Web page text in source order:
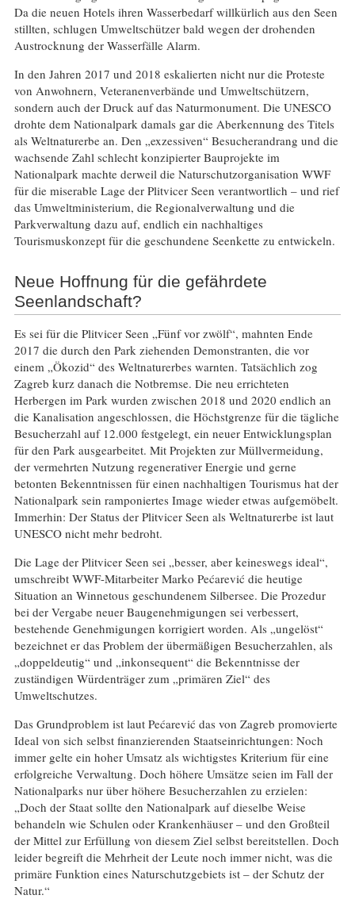
Da die neuen Hotels ihren Wasserbedarf willkürlich aus den Seen
stillten, schlugen Umweltschützer bald wegen der drohenden
Austrocknung der Wasserfälle Alarm.
In den Jahren 2017 und 2018 eskalierten nicht nur die Proteste
von Anwohnern, Veteranenverbände und Umweltschützern,
sondern auch der Druck auf das Naturmonument. Die UNESCO
drohte dem Nationalpark damals gar die Aberkennung des Titels
als Weltnaturerbe an. Den „exzessiven“ Besucherandrang und die
wachsende Zahl schlecht konzipierter Bauprojekte im
Nationalpark machte derweil die Naturschutzorganisation WWF
für die miserable Lage der Plitvicer Seen verantwortlich – und rief
das Umweltministerium, die Regionalverwaltung und die
Parkverwaltung dazu auf, endlich ein nachhaltiges
Tourismuskonzept für die geschundene Seenkette zu entwickeln.
Neue Hoffnung für die gefährdete
Seenlandschaft?
Es sei für die Plitvicer Seen „Fünf vor zwölf“, mahnten Ende
2017 die durch den Park ziehenden Demonstranten, die vor
einem „Ökozid“ des Weltnaturerbes warnten. Tatsächlich zog
Zagreb kurz danach die Notbremse. Die neu errichteten
Herbergen im Park wurden zwischen 2018 und 2020 endlich an
die Kanalisation angeschlossen, die Höchstgrenze für die tägliche
Besucherzahl auf 12.000 festgelegt, ein neuer Entwicklungsplan
für den Park ausgearbeitet. Mit Projekten zur Müllvermeidung,
der vermehrten Nutzung regenerativer Energie und gerne
betonten Bekenntnissen für einen nachhaltigen Tourismus hat der
Nationalpark sein ramponiertes Image wieder etwas aufgemöbelt.
Immerhin: Der Status der Plitvicer Seen als Weltnaturerbe ist laut
UNESCO nicht mehr bedroht.
Die Lage der Plitvicer Seen sei „besser, aber keineswegs ideal“,
umschreibt WWF-Mitarbeiter Marko Pećarević die heutige
Situation an Winnetous geschundenem Silbersee. Die Prozedur
bei der Vergabe neuer Baugenehmigungen sei verbessert,
bestehende Genehmigungen korrigiert worden. Als „ungelöst“
bezeichnet er das Problem der übermäßigen Besucherzahlen, als
„doppeldeutig“ und „inkonsequent“ die Bekenntnisse der
zuständigen Würdenträger zum „primären Ziel“ des
Umweltschutzes.
Das Grundproblem ist laut Pećarević das von Zagreb promovierte
Ideal von sich selbst finanzierenden Staatseinrichtungen: Noch
immer gelte ein hoher Umsatz als wichtigstes Kriterium für eine
erfolgreiche Verwaltung. Doch höhere Umsätze seien im Fall der
Nationalparks nur über höhere Besucherzahlen zu erzielen:
„Doch der Staat sollte den Nationalpark auf dieselbe Weise
behandeln wie Schulen oder Krankenhäuser – und den Großteil
der Mittel zur Erfüllung von diesem Ziel selbst bereitstellen. Doch
leider begreift die Mehrheit der Leute noch immer nicht, was die
primäre Funktion eines Naturschutzgebiets ist – der Schutz der
Natur.“